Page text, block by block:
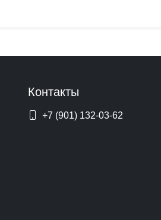
Контакты
+7 (901) 132-03-62